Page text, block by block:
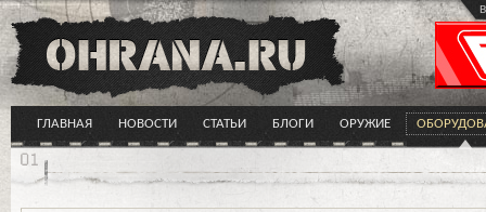
ГЛАВНАЯ НОВОСТИ СТАТЬИ БЛОГИ ОРУЖИЕ